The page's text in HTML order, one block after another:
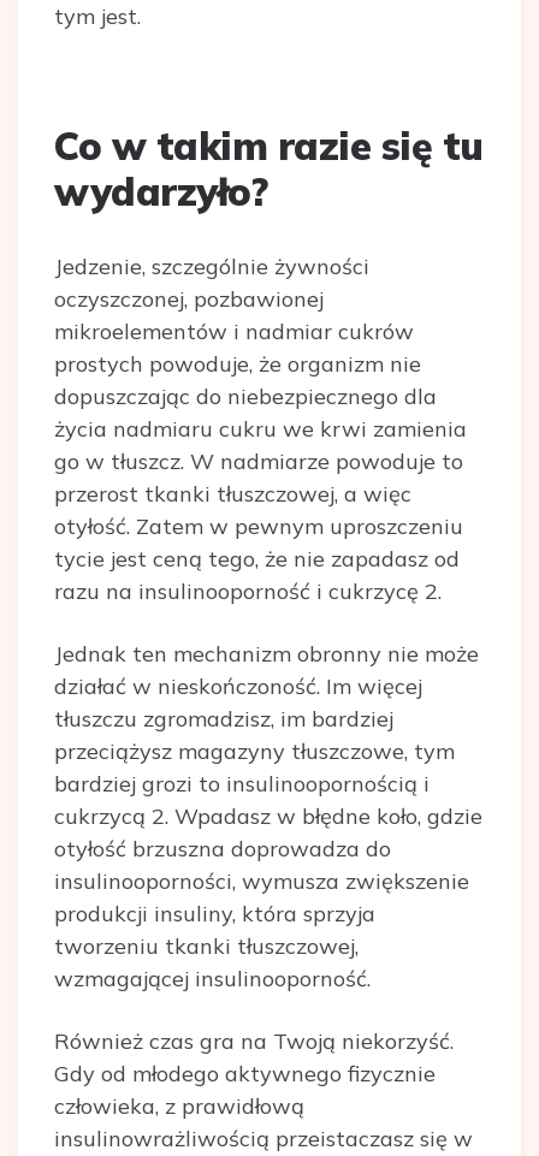
tym jest.
Co w takim razie się tu
wydarzyło?
Jedzenie, szczególnie żywności
oczyszczonej, pozbawionej
mikroelementów i nadmiar cukrów
prostych powoduje, że organizm nie
dopuszczając do niebezpiecznego dla
życia nadmiaru cukru we krwi zamienia
go w tłuszcz. W nadmiarze powoduje to
przerost tkanki tłuszczowej, a więc
otyłość. Zatem w pewnym uproszczeniu
tycie jest ceną tego, że nie zapadasz od
razu na insulinooporność i cukrzycę 2.
Jednak ten mechanizm obronny nie może
działać w nieskończoność. Im więcej
tłuszczu zgromadzisz, im bardziej
przeciążysz magazyny tłuszczowe, tym
bardziej grozi to insulinoopornością i
cukrzycą 2. Wpadasz w błędne koło, gdzie
otyłość brzuszna doprowadza do
insulinooporności, wymusza zwiększenie
produkcji insuliny, która sprzyja
tworzeniu tkanki tłuszczowej,
wzmagającej insulinooporność.
Również czas gra na Twoją niekorzyść.
Gdy od młodego aktywnego fizycznie
człowieka, z prawidłową
insulinowrażliwością przeistaczasz się w